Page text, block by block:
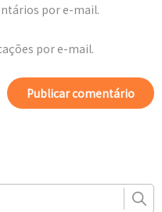
por e-mail.
por e-mail.